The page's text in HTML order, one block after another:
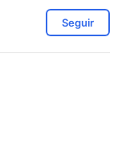
Seguir